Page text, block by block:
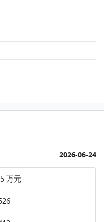
2026-06-24
万元